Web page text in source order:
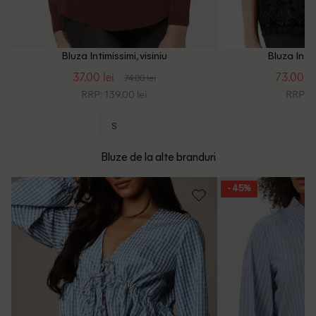
Bluza Intimissimi, visiniu
37.00 lei 74.00 lei
RRP: 139.00 lei
S
Bluza
73.00
RRP:
Bluze de la alte branduri
- 45%